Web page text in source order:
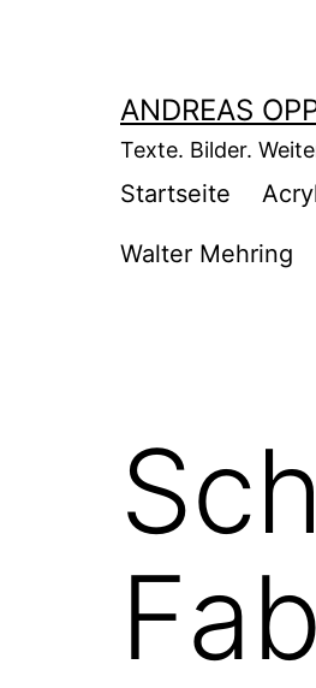
ANDREAS
Texte. Bilder.
Startseite
Walter Mehring